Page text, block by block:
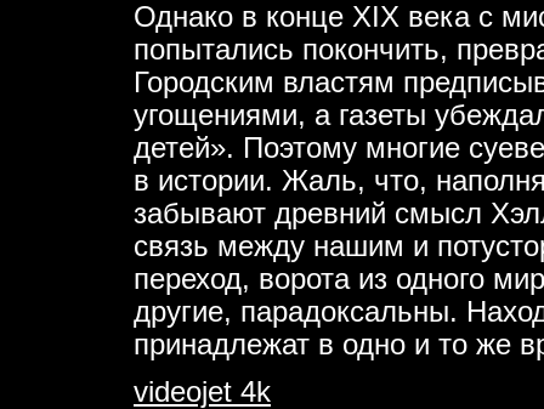
Однако в конце XIX века с
попытались покончить,
Городским властям
угощениями, а газеты
детей». Поэтому многие
в истории. Жаль, что,
забывают древний смысл
связь между нашим и
переход, ворота из одного
другие, парадоксальны.
принадлежат в одно и то же
videojet 4k